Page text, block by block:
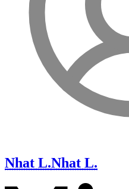
Nhat L.Nhat L.